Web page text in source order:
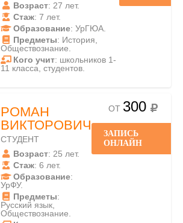
Возраст: 27 лет.
Стаж: 7 лет.
Образование: УрГЮА.
Предметы: История,
Обществознание.
Кого учит: школьников 1-
11 класса, студентов.
РОМАН
ВИКТОРОВИЧ
СТУДЕНТ
Возраст: 25 лет.
Стаж: 6 лет.
Образование:
УрФУ.
Предметы:
Русский язык,
Обществознание.
ОТ 300
ЗАПИСЬ
ОНЛАЙН